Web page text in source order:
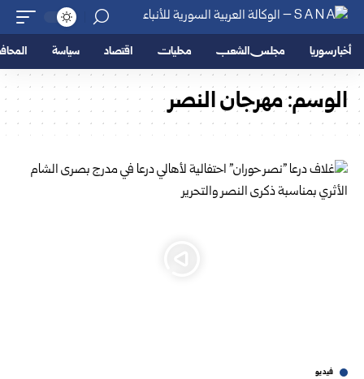
أخبار سوريا مجلس الشعب محليات اقتصاد سياسة
الوسم:مهرجان النصر
فيديو